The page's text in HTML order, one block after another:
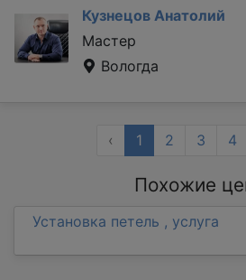
Кузнецов Анатолий
Мастер
Вологда
‹ 1 2 3 4
Похожие
Установка петель , услуга